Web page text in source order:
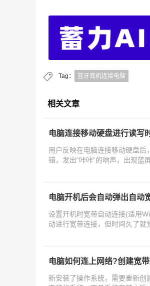
Tag： 蓝牙耳机连接电脑
相关文章
电脑连接移动硬盘进行读写
用户反映在电脑连接移动硬盘
错，发出“咔咔”的响声，出现蓝
电脑开机后会自动弹出自动
设置开机时宽带自动连接(适用
动进行宽带连接，但时间久了就
电脑如何连上网络?创建宽
新安装了操作系统，需要重新创